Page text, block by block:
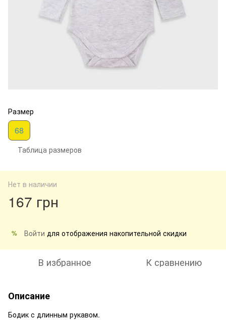
Размер
68
Таблица размеров
Нет в наличии
167 грн
% Войти для отображения накопительной скидки
В избранное К сравнению
Описание
Бодик с длинным рукавом.